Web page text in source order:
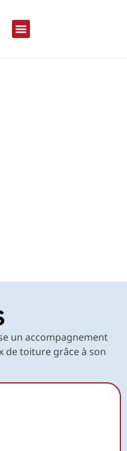
un accompagnement
de toiture grâce à son